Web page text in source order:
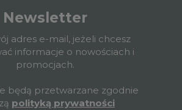
Newsletter
adres e-mail, jeżeli chcesz
informacje o nowościach i
promocjach.
będą przetwarzane zgodnie
polityką prywatności